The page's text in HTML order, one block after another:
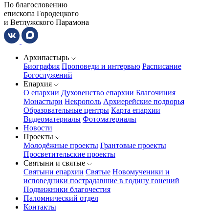
По благословению
епископа Городецкого
и Ветлужского Парамона
Архипастырь
Биография Проповеди и интервью Расписание
Богослужений
Епархия
О епархии Духовенство епархии Благочиния
Монастыри Некрополь Архиерейские подворья
Образовательные центры Карта епархии
Видеоматериалы Фотоматериалы
Новости
Проекты
Молодёжные проекты Грантовые проекты
Просветительские проекты
Святыни и святые
Святыни епархии Святые Новомученики и
исповедники пострадавшие в годину гонений
Подвижники благочестия
Паломнический отдел
Контакты